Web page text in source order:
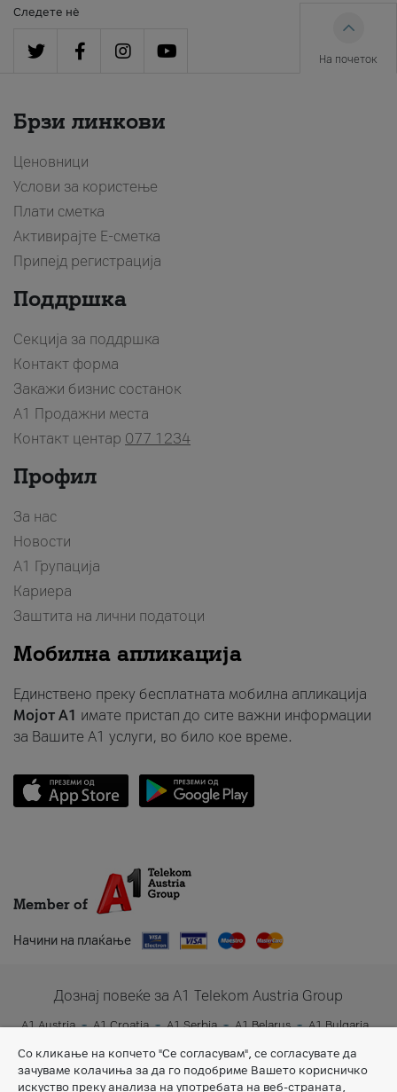
Следете нè
На почеток
Брзи линкови
Ценовници
Услови за користење
Плати сметка
Активирајте Е-сметка
Припејд регистрација
Поддршка
Секција за поддршка
Контакт форма
Закажи бизнис состанок
A1 Продажни места
Контакт центар 077 1234
Профил
За нас
Новости
А1 Групација
Кариера
Заштита на лични податоци
Мобилна апликација
Единствено преку бесплатната мобилна апликација
Мојот A1 имате пристап до сите важни информации
за Вашите A1 услуги, во било кое време.
Member of
Начини на плаќање
Дознај повеќе за A1 Telekom Austria Group
A1 Austria A1 Croatia A1 Serbia A1 Belarus
A1 Bulgaria
Со кликање на копчето "Се согласувам", се согласувате да
зачуваме колачиња за да го подобриме Вашето корисничко
искуство преку анализа на употребата на веб-страната,